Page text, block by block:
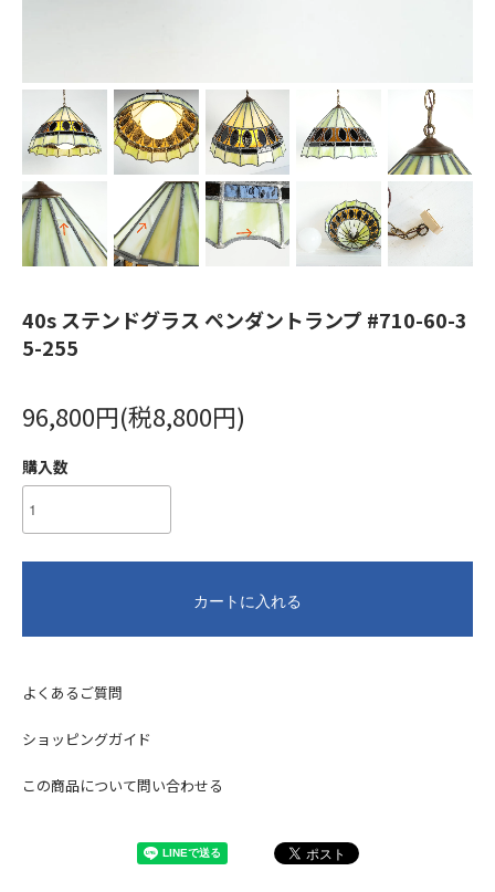
40s ステンドグラス ペンダントランプ #710-60-3
5-255
96,800円(税8,800円)
購入数
カートに入れる
よくあるご質問
ショッピングガイド
この商品について問い合わせる